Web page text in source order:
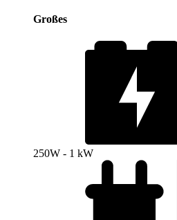
Großes
250W - 1 kW